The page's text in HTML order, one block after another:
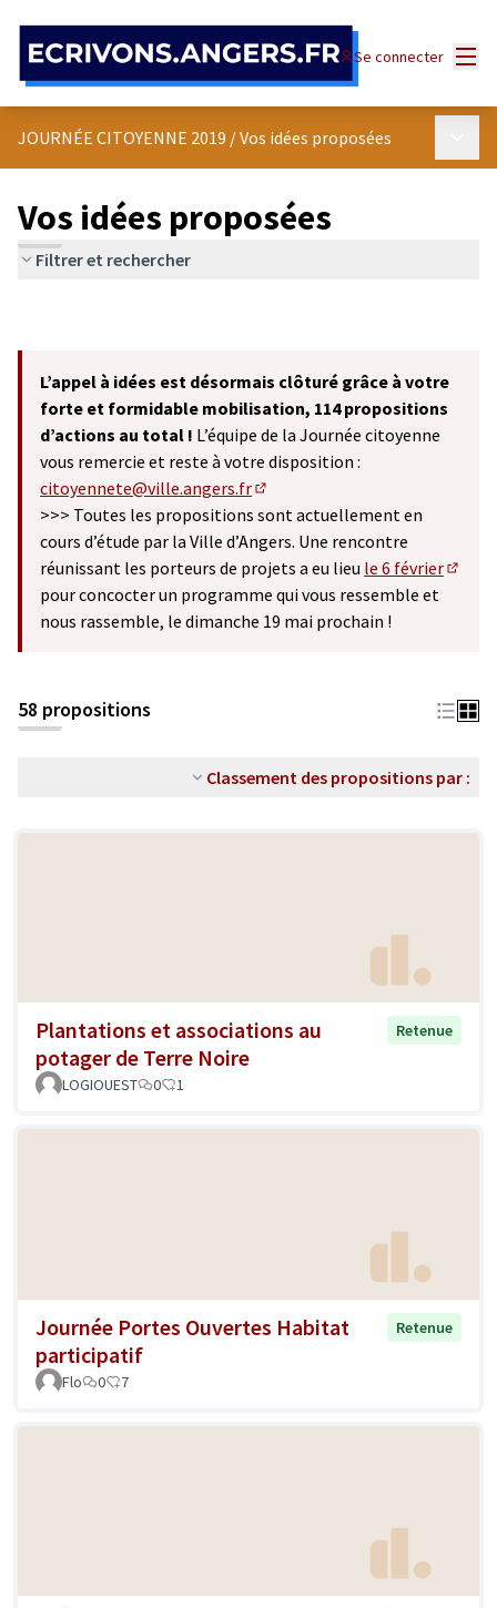
Se connecter
JOURNÉE CITOYENNE 2019 /Vos idées proposées
Vos idées proposées
Filtrer et rechercher
L’appel à idées est désormais clôturé grâce à votre
forte et formidable mobilisation, 114 propositions
d’actions au total ! L’équipe de la Journée citoyenne
vous remercie et reste à votre disposition :
citoyennete@ville.angers.fr
(S'ouvre dans un nouvel onglet)
>>> Toutes les propositions sont actuellement en
cours d’étude par la Ville d’Angers. Une rencontre
réunissant les porteurs de projets a eu lieu le 6 février
pour concocter un programme qui vous ressemble et
nous rassemble, le dimanche 19 mai prochain !
58 propositions
Classement des propositions par :
Plantations et associations au
potager de Terre Noire
Retenue
LOGIOUEST 0 1
Journée Portes Ouvertes Habitat
participatif
Retenue
Flo 0 7